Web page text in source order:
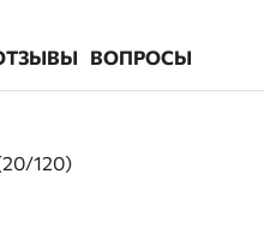
ВОПРОСЫ
120)